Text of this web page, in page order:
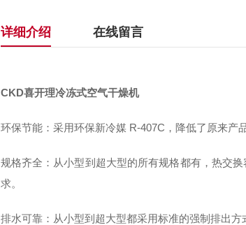
详细介绍 在线留言
CKD喜开理冷冻式空气干燥机
环保节能：采用环保新冷媒 R-407C，降低了原来产
规格齐全：从小型到超大型的所有规格都有，热交
求。
排水可靠：从小型到超大型都采用标准的强制排出